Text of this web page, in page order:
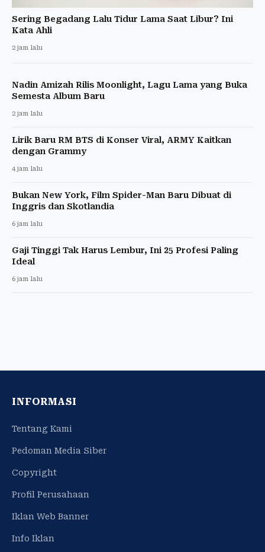
Sering Begadang Lalu Tidur Lama Saat Libur? Ini
Kata Ahli
2 jam lalu
Nadin Amizah Rilis Moonlight, Lagu Lama yang Buka
Semesta Album Baru
2 jam lalu
Lirik Baru RM BTS di Konser Viral, ARMY Kaitkan
dengan Grammy
4 jam lalu
Bukan New York, Film Spider-Man Baru Dibuat di
Inggris dan Skotlandia
6 jam lalu
Gaji Tinggi Tak Harus Lembur, Ini 25 Profesi Paling
Ideal
6 jam lalu
INFORMASI
Tentang Kami
Pedoman Media Siber
Copyright
Profil Perusahaan
Iklan Web Banner
Info Iklan